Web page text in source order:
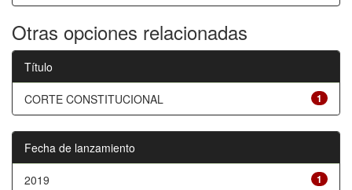
Otras opciones relacionadas
Título
1
CORTE CONSTITUCIONAL
Fecha de lanzamiento
1
2019